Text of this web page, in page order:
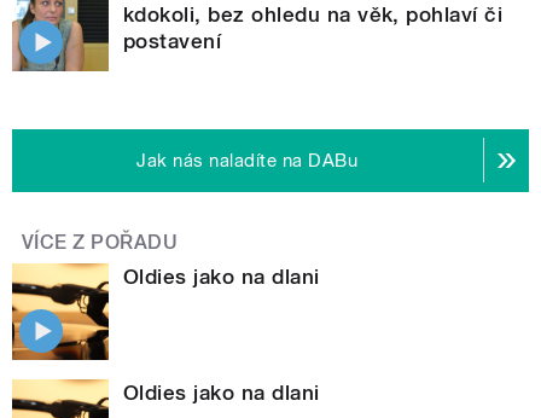
kdokoli, bez ohledu na věk, pohlaví či
postavení
Jak nás naladíte na DABu
VÍCE Z POŘADU
Oldies jako na dlani
Oldies jako na dlani